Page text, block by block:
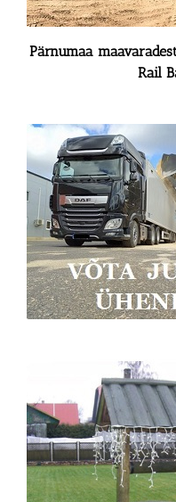
Pärnumaa
Rail